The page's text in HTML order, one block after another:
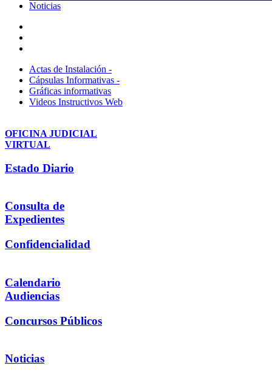
Noticias
Actas de Instalación -
Cápsulas Informativas -
Gráficas informativas
Videos Instructivos Web
OFICINA JUDICIAL
VIRTUAL
Estado Diario
Consulta de
Expedientes
Confidencialidad
Calendario
Audiencias
Concursos Públicos
Noticias